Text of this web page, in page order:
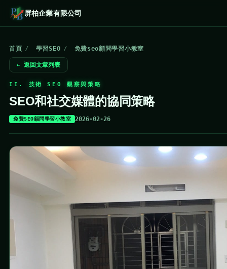
屏柏企業有限公司
首頁 / 學習SEO / 免費seo顧問學習小教室
← 返回文章列表
II. 技術 SEO 觀察與策略
SEO和社交媒體的協同策略
免費SEO顧問學習小教室 2026-02-26